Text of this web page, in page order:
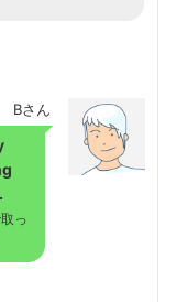
Bさん
っ